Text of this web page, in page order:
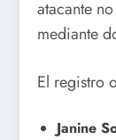
atacante
mediante
El registro
Janine